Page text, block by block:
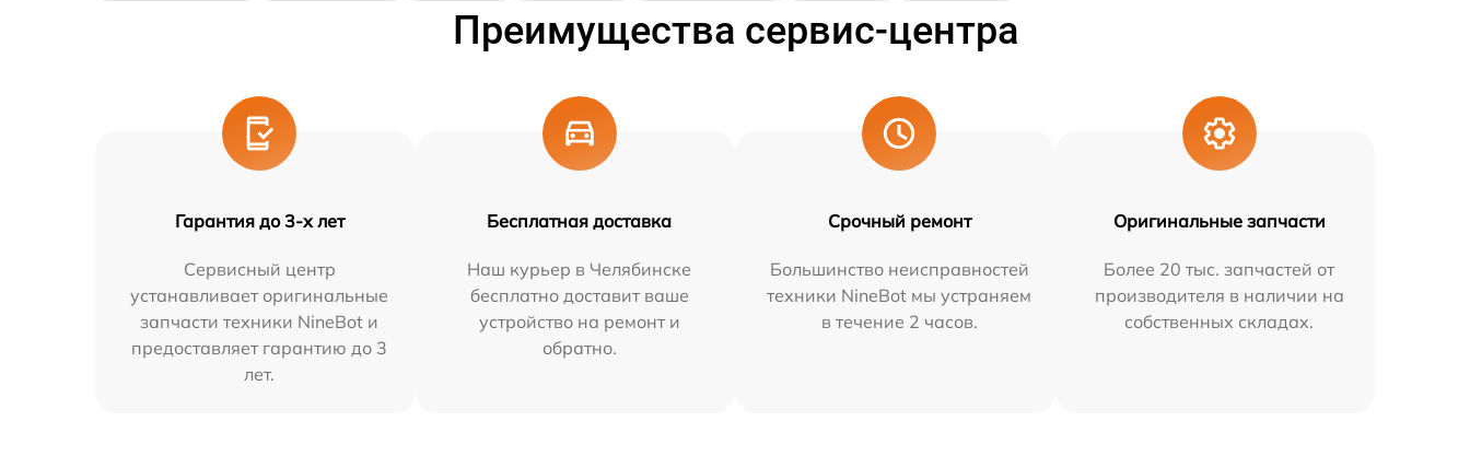
Преимущества сервис-центра
Гарантия до 3-х лет
Сервисный центр
устанавливает оригинальные
запчасти техники NineBot и
предоставляет гарантию до 3
лет.
Бесплатная доставка
Наш курьер в Челябинске
бесплатно доставит ваше
устройство на ремонт и
обратно.
Срочный ремонт
Большинство неисправностей
техники NineBot мы устраняем
в течение 2 часов.
Оригинальные запчасти
Более 20 тыс. запчастей от
производителя в наличии на
собственных складах.